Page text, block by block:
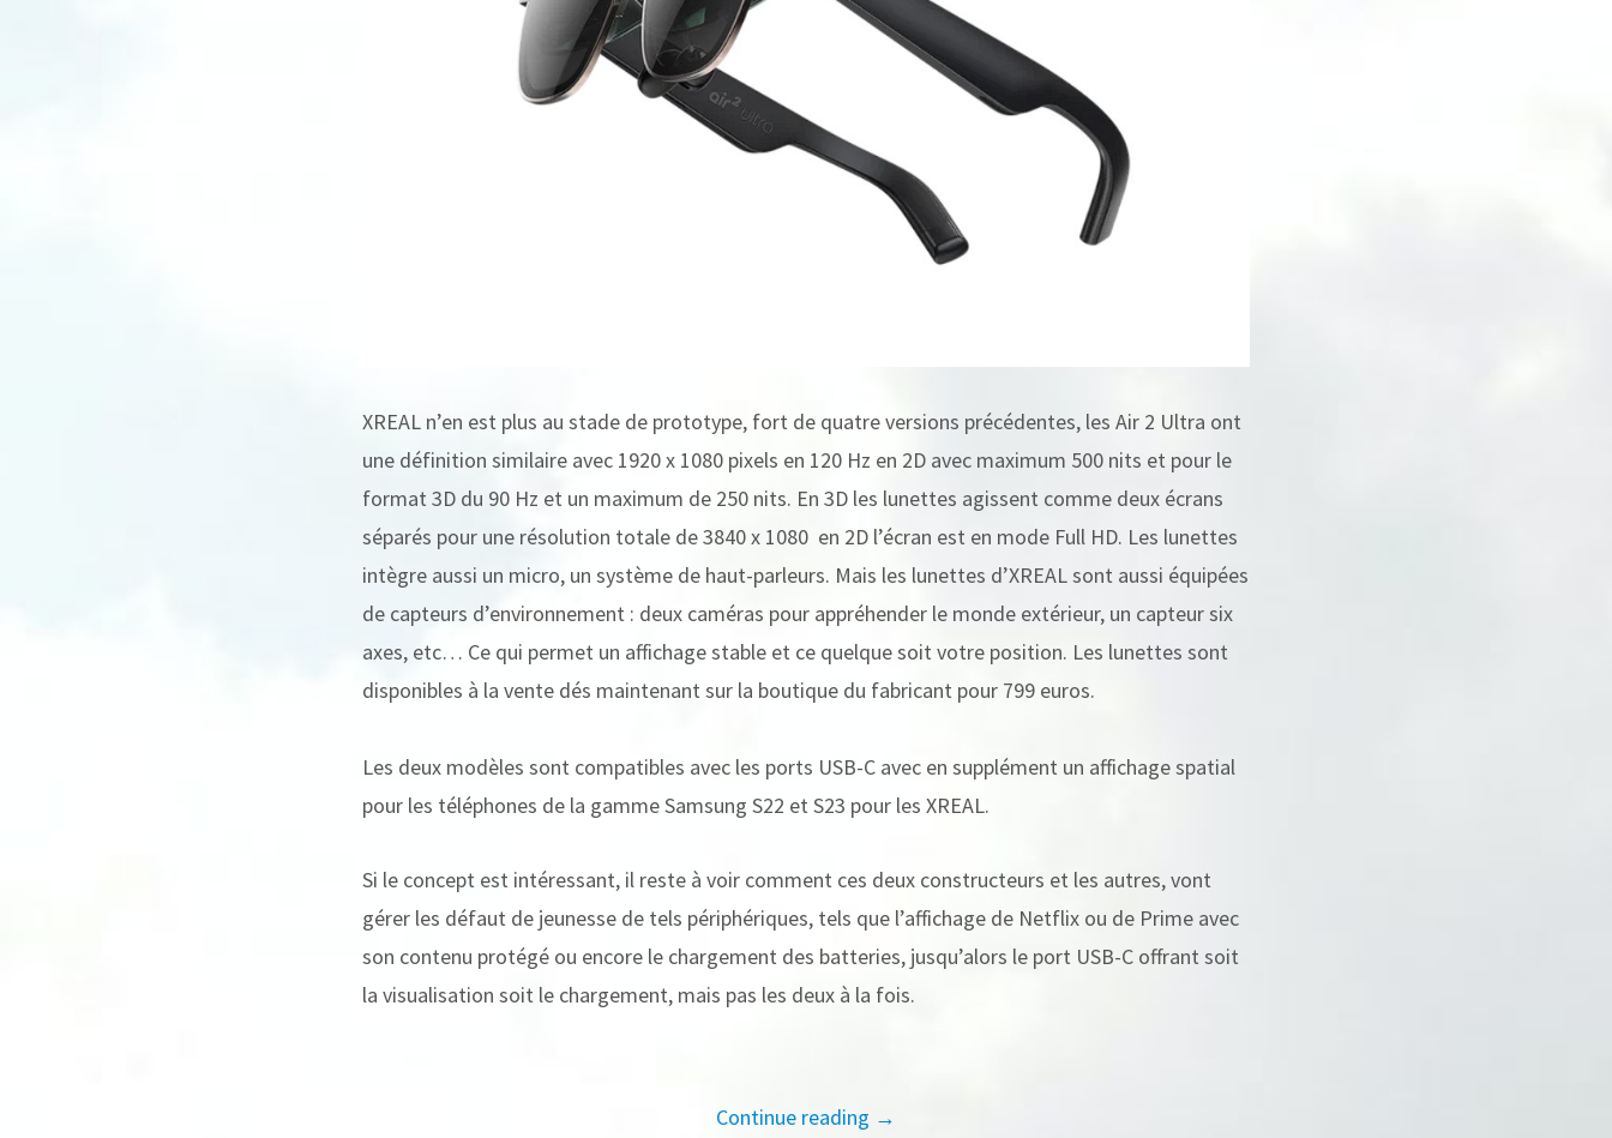
XREAL n’en est plus au stade de prototype, fort de quatre versions précédentes, les Air 2 Ultra ont
une définition similaire avec 1920 x 1080 pixels en 120 Hz en 2D avec maximum 500 nits et pour le
format 3D du 90 Hz et un maximum de 250 nits. En 3D les lunettes agissent comme deux écrans
séparés pour une résolution totale de 3840 x 1080 en 2D l’écran est en mode Full HD. Les lunettes
intègre aussi un micro, un système de haut-parleurs. Mais les lunettes d’XREAL sont aussi équipées
de capteurs d’environnement : deux caméras pour appréhender le monde extérieur, un capteur six
axes, etc… Ce qui permet un affichage stable et ce quelque soit votre position. Les lunettes sont
disponibles à la vente dés maintenant sur la boutique du fabricant pour 799 euros.
Les deux modèles sont compatibles avec les ports USB-C avec en supplément un affichage spatial
pour les téléphones de la gamme Samsung S22 et S23 pour les XREAL.
Si le concept est intéressant, il reste à voir comment ces deux constructeurs et les autres, vont
gérer les défaut de jeunesse de tels périphériques, tels que l’affichage de Netflix ou de Prime avec
son contenu protégé ou encore le chargement des batteries, jusqu’alors le port USB-C offrant soit
la visualisation soit le chargement, mais pas les deux à la fois.
Continue reading →